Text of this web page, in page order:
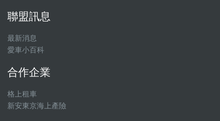
聯盟訊息
最新消息
愛車小百科
合作企業
格上租車
新安東京海上產險